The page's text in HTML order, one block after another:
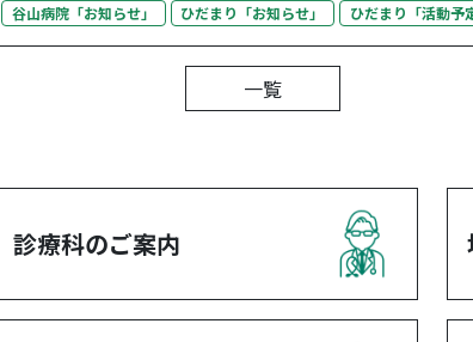
谷山病院「お知らせ」 ひだまり「お知らせ」 ひだまり「活動予
一覧
診療科のご案内